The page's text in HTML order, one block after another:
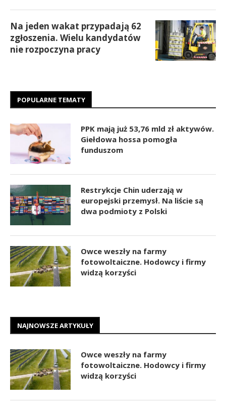
Na jeden wakat przypadają 62
zgłoszenia. Wielu kandydatów
nie rozpoczyna pracy
POPULARNE TEMATY
PPK mają już 53,76 mld zł aktywów.
Giełdowa hossa pomogła
funduszom
Restrykcje Chin uderzają w
europejski przemysł. Na liście są
dwa podmioty z Polski
Owce weszły na farmy
fotowoltaiczne. Hodowcy i firmy
widzą korzyści
NAJNOWSZE ARTYKUŁY
Owce weszły na farmy
fotowoltaiczne. Hodowcy i firmy
widzą korzyści